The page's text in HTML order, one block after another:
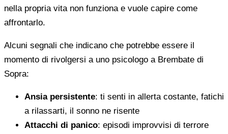
nella propria vita non funziona e vuole capire come
affrontarlo.
Alcuni segnali che indicano che potrebbe essere il
momento di rivolgersi a uno psicologo a Brembate di
Sopra:
Ansia persistente: ti senti in allerta costante, fatichi
a rilassarti, il sonno ne risente
Attacchi di panico: episodi improvvisi di terrore